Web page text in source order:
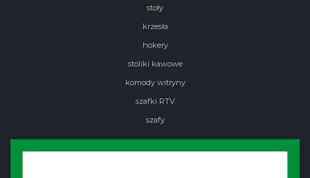
stoły
krzesła
hokery
stoliki kawowe
komody witryny
szafki RTV
szafy